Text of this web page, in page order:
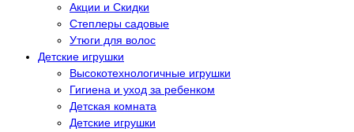
Акции и Скидки
Степлеры садовые
Утюги для волос
Детские игрушки
Высокотехнологичные игрушки
Гигиена и уход за ребенком
Детская комната
Детские игрушки